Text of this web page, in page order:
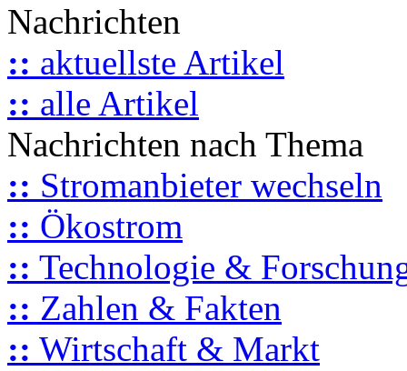
Nachrichten
:: aktuellste Artikel
:: alle Artikel
Nachrichten nach Thema
:: Stromanbieter wechseln
:: Ökostrom
:: Technologie &
:: Zahlen & Fakten
:: Wirtschaft & Markt